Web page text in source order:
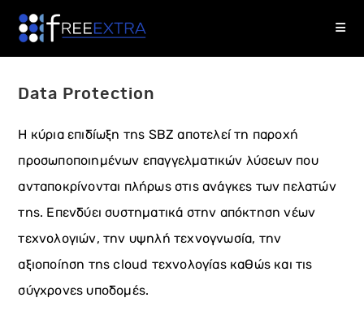
content
Data Protection
Η κύρια επιδίωξη της SBZ αποτελεί τη παροχή
προσωποποιημένων επαγγελματικών λύσεων που
ανταποκρίνονται πλήρως στις ανάγκες των πελατών
της. Επενδύει συστηματικά στην απόκτηση νέων
τεχνολογιών, την υψηλή τεχνογνωσία, την
αξιοποίηση της cloud τεχνολογίας καθώς και τις
σύγχρονες υποδομές.